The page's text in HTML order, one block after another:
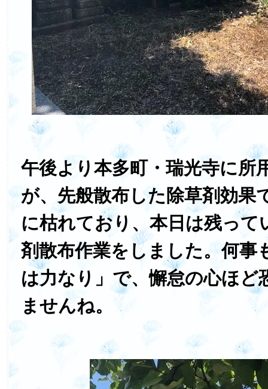
午後より本多町・瑞光寺に所
が、先般散布した除草剤効果
に枯れており、本日は残って
剤散布作業をしました。何事
は力なり」で、懈怠の心ほど
ませんね。